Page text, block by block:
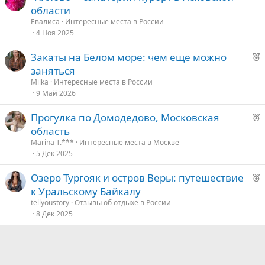
у
области
Евалиса
Интересные места в России
4 Ноя 2025
Р
е
е
Закаты на Белом море: чем еще можно
заняться
Milka
Интересные места в России
9 Май 2026
Р
е
е
Прогулка по Домодедово, Московская
область
Marina T.***
Интересные места в Москве
5 Дек 2025
Р
Озеро Тургояк и остров Веры: путешествие
к Уральскому Байкалу
tellyoustory Отзывы об отдыхе в России
8 Дек 2025